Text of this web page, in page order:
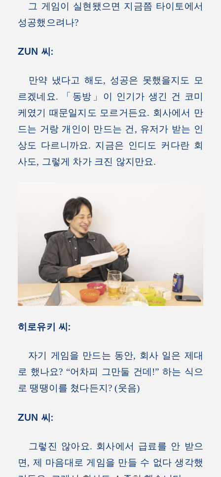
그 게임이 실현됐으면 지금쯤 타이토에서
성공했으려나?
ZUN 씨:
만약 냈다고 해도, 성공은 못했을지도 모
르겠네요. 「동방」이 인기가 생긴 건 코미
케였기 때문일지도 모르거든요. 회사에서 만
드는 거랑 개인이 만드는 건, 유저가 받는 인
상도 다르니까요. 지금은 인디도 커다란 회
사도, 그렇게 차가 크진 않지만요.
히로유키 씨:
자기 게임을 만드는 동안, 회사 일은 제대
로 했나요? “어차피 그만둘 건데!” 하는 식으
로 땡땡이를 쳤다든지? (웃음)
ZUN 씨:
그렇진 않아요. 회사에서 급료를 안 받으
면, 제 마음대로 게임을 만들 수 없다 생각했